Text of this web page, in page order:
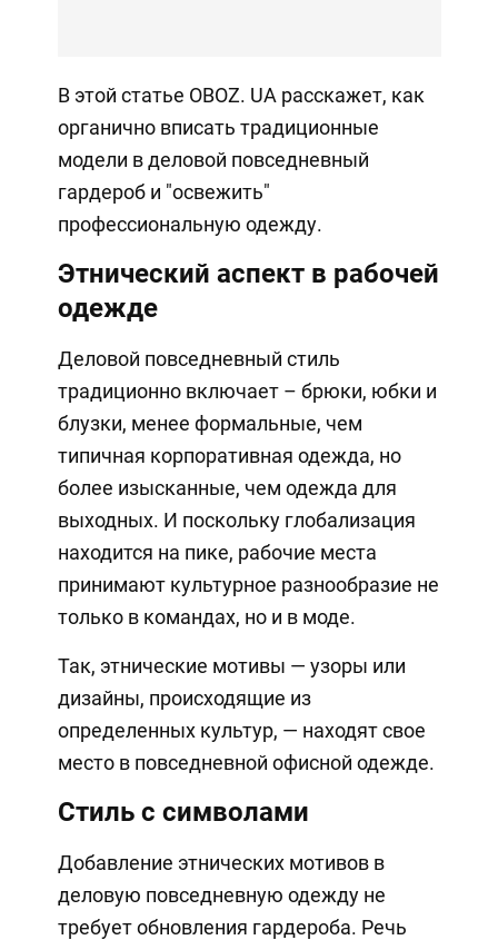
В этой статье OBOZ. UA расскажет, как
органично вписать традиционные
модели в деловой повседневный
гардероб и "освежить"
профессиональную одежду.
Этнический аспект в рабочей
одежде
Деловой повседневный стиль
традиционно включает – брюки, юбки и
блузки, менее формальные, чем
типичная корпоративная одежда, но
более изысканные, чем одежда для
выходных. И поскольку глобализация
находится на пике, рабочие места
принимают культурное разнообразие не
только в командах, но и в моде.
Так, этнические мотивы — узоры или
дизайны, происходящие из
определенных культур, — находят свое
место в повседневной офисной одежде.
Стиль с символами
Добавление этнических мотивов в
деловую повседневную одежду не
требует обновления гардероба. Речь